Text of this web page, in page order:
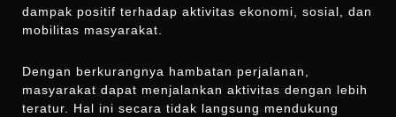
dampak positif terhadap aktivitas ekonomi, sosial, dan
mobilitas masyarakat.
Dengan berkurangnya hambatan perjalanan,
masyarakat dapat menjalankan aktivitas dengan lebih
teratur. Hal ini secara tidak langsung mendukung